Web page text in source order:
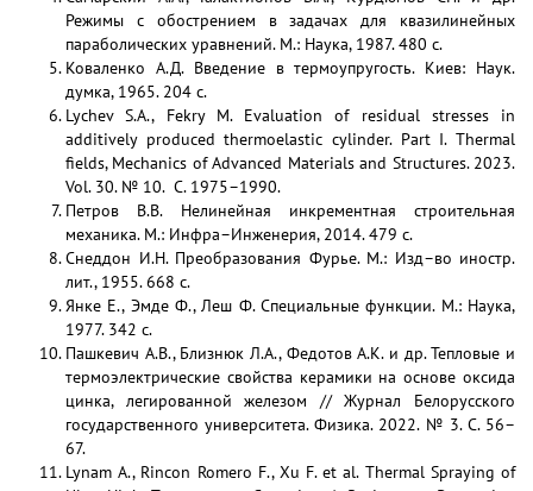
Режимы с обострением в задачах для квазилинейных
параболических уравнений. М.: Наука, 1987. 480 с.
Коваленко А.Д. Введение в термоупругость. Киев: Наук.
думка, 1965. 204 с.
Lychev S.A., Fekry M. Evaluation of residual stresses in
additively produced thermoelastic cylinder. Part I. Thermal
fields, Mechanics of Advanced Materials and Structures. 2023.
Vol. 30. № 10. С. 1975–1990.
Петров В.В. Нелинейная инкрементная строительная
механика. М.: Инфра–Инженерия, 2014. 479 с.
Снеддон И.Н. Преобразования Фурье. М.: Изд–во иностр.
лит., 1955. 668 с.
Янке Е., Эмде Ф., Леш Ф. Специальные функции. М.: Наука,
1977. 342 с.
Пашкевич А.В., Близнюк Л.А., Федотов А.К. и др. Тепловые и
термоэлектрические свойства керамики на основе оксида
цинка, легированной железом // Журнал Белорусского
государственного университета. Физика. 2022. № 3. С. 56–
67.
Lynam A., Rincon Romero F., Xu F. et al. Thermal Spraying of